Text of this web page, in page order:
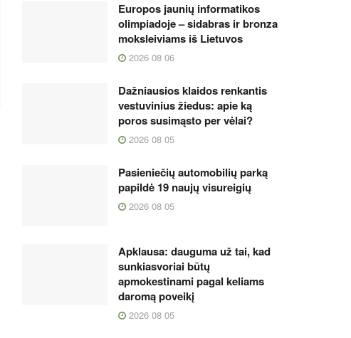
Europos jaunių informatikos
olimpiadoje – sidabras ir bronza
moksleiviams iš Lietuvos
2026 08 06
Dažniausios klaidos renkantis
vestuvinius žiedus: apie ką
poros susimąsto per vėlai?
2026 08 05
Pasieniečių automobilių parką
papildė 19 naujų visureigių
2026 08 05
Apklausa: dauguma už tai, kad
sunkiasvoriai būtų
apmokestinami pagal keliams
daromą poveikį
2026 08 05